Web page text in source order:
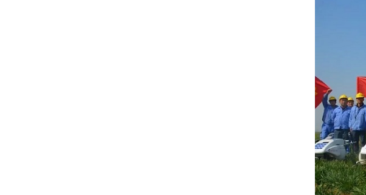
59%，比上榨季提高2个百分点。
机作业面积0.77亿亩次，比上年增